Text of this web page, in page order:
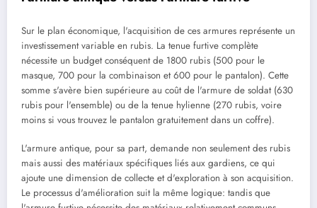
Sur le plan économique, l'acquisition de ces armures représente un
investissement variable en rubis. La tenue furtive complète
nécessite un budget conséquent de 1800 rubis (500 pour le
masque, 700 pour la combinaison et 600 pour le pantalon). Cette
somme s'avère bien supérieure au coût de l'armure de soldat (630
rubis pour l'ensemble) ou de la tenue hylienne (270 rubis, voire
moins si vous trouvez le pantalon gratuitement dans un coffre).
L'armure antique, pour sa part, demande non seulement des rubis
mais aussi des matériaux spécifiques liés aux gardiens, ce qui
ajoute une dimension de collecte et d'exploration à son acquisition.
Le processus d'amélioration suit la même logique: tandis que